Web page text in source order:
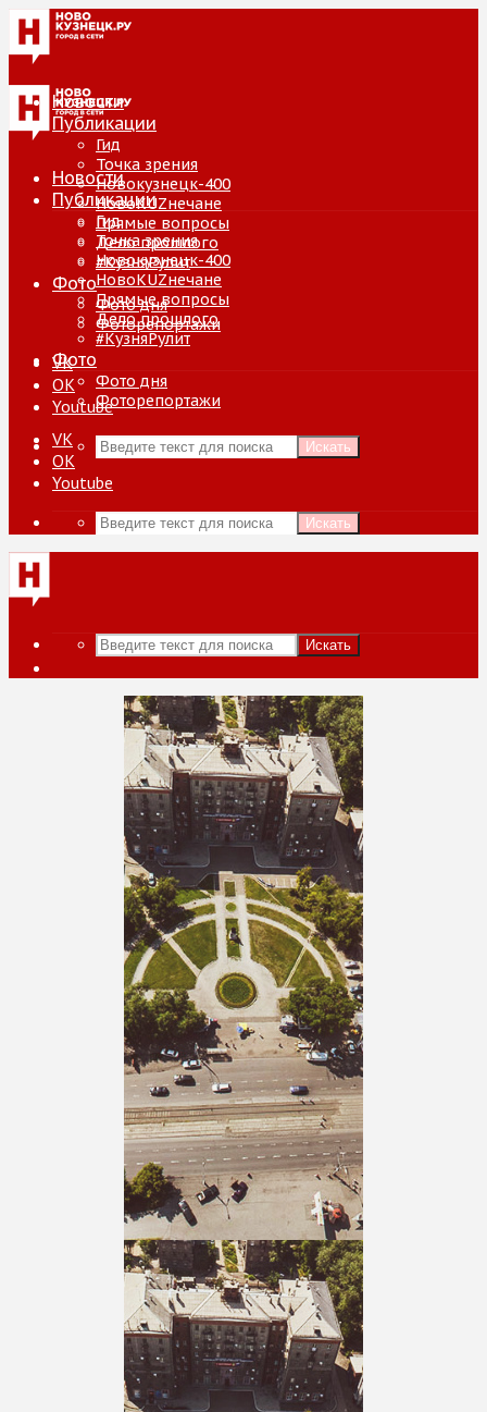
Новости
Публикации
Гид
Точка зрения
Новокузнецк-400
НовоKUZнечане
Прямые вопросы
Дело прошлого
#КузняРулит
Фото
Фото дня
Фоторепортажи
VK
ОК
Youtube
Искать
Новости
Публикации
Гид
Точка зрения
Новокузнецк-400
НовоKUZнечане
Прямые вопросы
Дело прошлого
#КузняРулит
Фото
Фото дня
Фоторепортажи
VK
ОК
Youtube
Искать
Искать